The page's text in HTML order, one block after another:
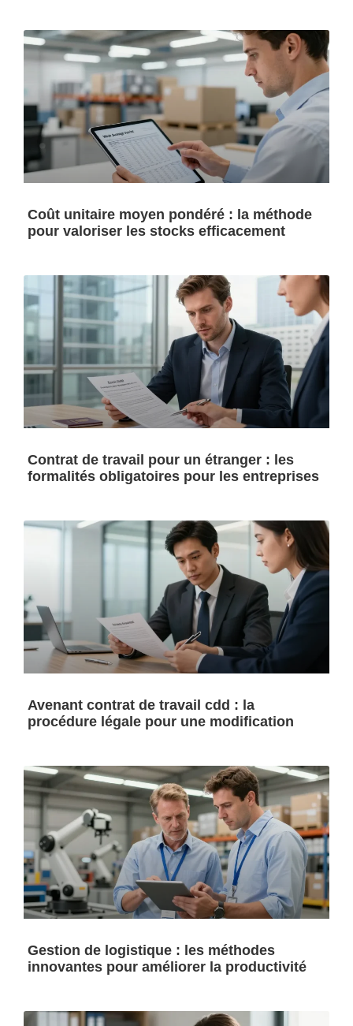
Coût unitaire moyen pondéré : la méthode
pour valoriser les stocks efficacement
Contrat de travail pour un étranger : les
formalités obligatoires pour les entreprises
Avenant contrat de travail cdd : la
procédure légale pour une modification
Gestion de logistique : les méthodes
innovantes pour améliorer la productivité